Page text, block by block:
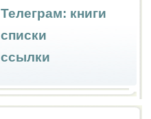
Телеграм: книги
списки
ссылки